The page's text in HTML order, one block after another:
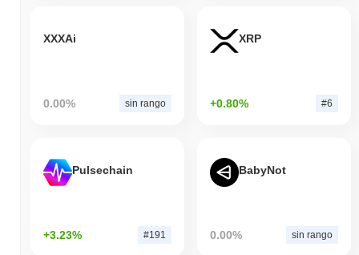
XXXAi
0.00% sin rango
XRP
+0.80% #6
Pulsechain
+3.23% #191
BabyNot
0.00% sin rango